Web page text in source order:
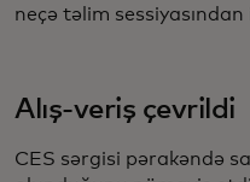
neçə təlim
Alış-veriş çevrildi
CES sərgisi pərakəndə